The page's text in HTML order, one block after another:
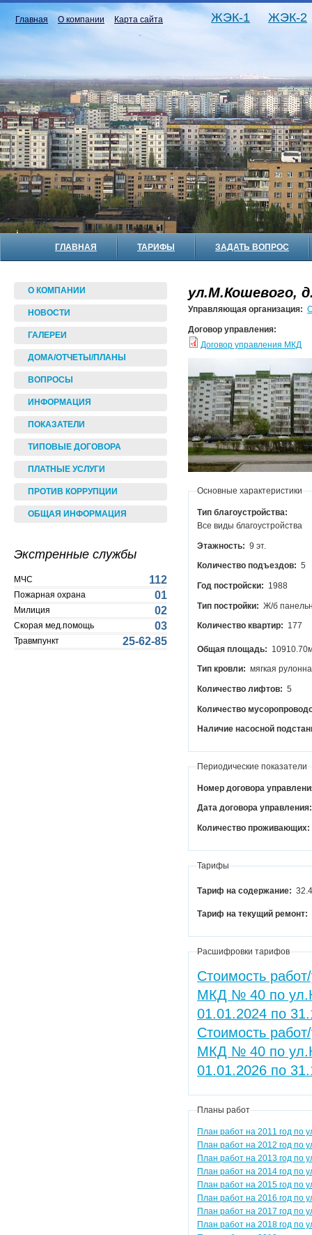
Главная О компании Карта сайта ЖЭК-1 ЖЭК-2
ГЛАВНАЯ ТАРИФЫ ЗАДАТЬ ВОПРОС
О КОМПАНИИ
НОВОСТИ
ГАЛЕРЕИ
ДОМА/ОТЧЕТЫ/ПЛАНЫ
ВОПРОСЫ
ИНФОРМАЦИЯ
ПОКАЗАТЕЛИ
ТИПОВЫЕ ДОГОВОРА
ПЛАТНЫЕ УСЛУГИ
ПРОТИВ КОРРУПЦИИ
ОБЩАЯ ИНФОРМАЦИЯ
Экстренные службы
МЧС 112
Пожарная охрана 01
Милиция 02
Скорая мед.помощь 03
Травмпункт 25-62-85
ул.М.Кошевого,
Управляющая организация:
Договор управления:
Договор управления МКД
Основные характеристики
Тип благоустройства:
Все виды благоустройства
Этажность: 9 эт.
Количество подъездов: 5
Год постройски: 1988
Тип постройки: Ж/б
Количество квартир: 177
Общая площадь:
Тип кровли: мягкая
Количество лифтов: 5
Количество
Наличие насосной
Периодические показатели
Номер договора
Дата договора
Количество проживающих:
Тарифы
Тариф на содержание:
Тариф на текущий ремонт:
Расшифровки тарифов
Стоимость
МКД № 40 по
01.01.2024 по
Стоимость
МКД № 40 по
01.01.2026 по
Планы работ
План работ на 2011 год по
План работ на 2012 год по
План работ на 2013 год по
План работ на 2014 год по
План работ на 2015 год по
План работ на 2016 год по
План работ на 2017 год по
План работ на 2018 год по